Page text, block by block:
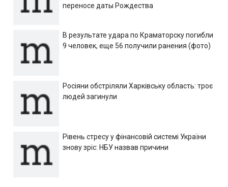
переносе даты Рождества
В результате удара по Краматорску погибли
9 человек, еще 56 получили ранения (фото)
Росіяни обстріляли Харківську область: троє
людей загинули
Рівень стресу у фінансовій системі України
знову зріс: НБУ назвав причини